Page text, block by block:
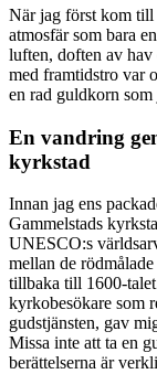
När jag först kom till
atmosfär som bara
luften, doften av hav
med framtidstro var
en rad guldkorn
En vandring
kyrkstad
Innan jag ens
Gammelstads
UNESCO:s
mellan de
tillbaka till 1600-
kyrkobesökare som
gudstjänsten, gav
Missa inte att ta en
berättelserna är